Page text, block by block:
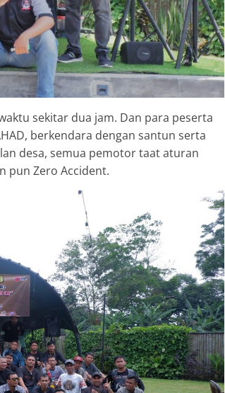
sekitar dua jam. Dan para peserta
berkendara dengan santun serta
desa, semua pemotor taat aturan
pun Zero Accident.